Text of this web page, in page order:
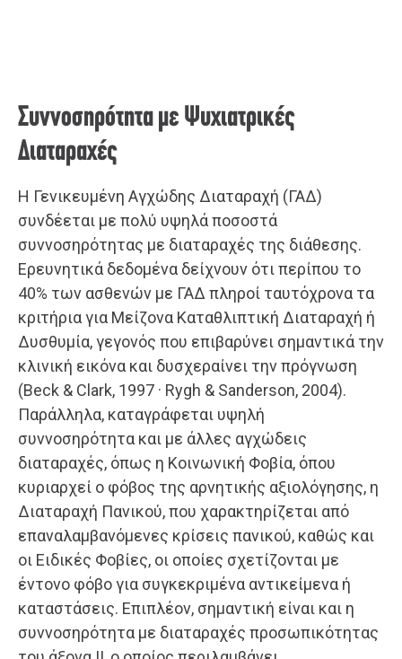
Συννοσηρότητα με Ψυχιατρικές
Διαταραχές
Η Γενικευμένη Αγχώδης Διαταραχή (ΓΑΔ)
συνδέεται με πολύ υψηλά ποσοστά
συννοσηρότητας με διαταραχές της διάθεσης.
Ερευνητικά δεδομένα δείχνουν ότι περίπου το
40% των ασθενών με ΓΑΔ πληροί ταυτόχρονα τα
κριτήρια για Μείζονα Καταθλιπτική Διαταραχή ή
Δυσθυμία, γεγονός που επιβαρύνει σημαντικά την
κλινική εικόνα και δυσχεραίνει την πρόγνωση
(Beck & Clark, 1997 · Rygh & Sanderson, 2004).
Παράλληλα, καταγράφεται υψηλή
συννοσηρότητα και με άλλες αγχώδεις
διαταραχές, όπως η Κοινωνική Φοβία, όπου
κυριαρχεί ο φόβος της αρνητικής αξιολόγησης, η
Διαταραχή Πανικού, που χαρακτηρίζεται από
επαναλαμβανόμενες κρίσεις πανικού, καθώς και
οι Ειδικές Φοβίες, οι οποίες σχετίζονται με
έντονο φόβο για συγκεκριμένα αντικείμενα ή
καταστάσεις. Επιπλέον, σημαντική είναι και η
συννοσηρότητα με διαταραχές προσωπικότητας